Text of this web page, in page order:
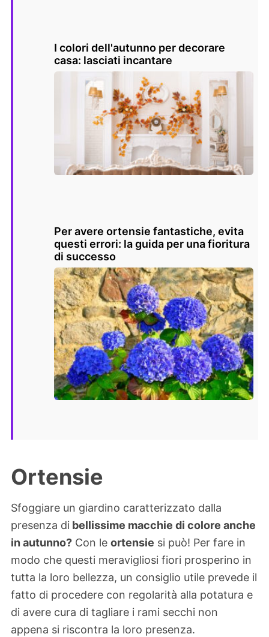
I colori dell'autunno per decorare
casa: lasciati incantare
Per avere ortensie fantastiche, evita
questi errori: la guida per una fioritura
di successo
Ortensie
Sfoggiare un giardino caratterizzato dalla
presenza di bellissime macchie di colore anche
in autunno? Con le ortensie si può! Per fare in
modo che questi meravigliosi fiori prosperino in
tutta la loro bellezza, un consiglio utile prevede il
fatto di procedere con regolarità alla potatura e
di avere cura di tagliare i rami secchi non
appena si riscontra la loro presenza.